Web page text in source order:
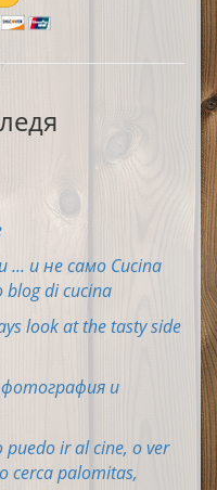
... и не само Cucina
blog di cucina
look at the tasty side
фотография и
puedo ir al cine, o ver
cerca palomitas,